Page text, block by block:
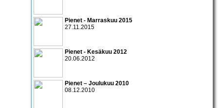
Pienet - Marraskuu 2015
27.11.2015
Pienet - Kesäkuu 2012
20.06.2012
Pienet – Joulukuu 2010
08.12.2010